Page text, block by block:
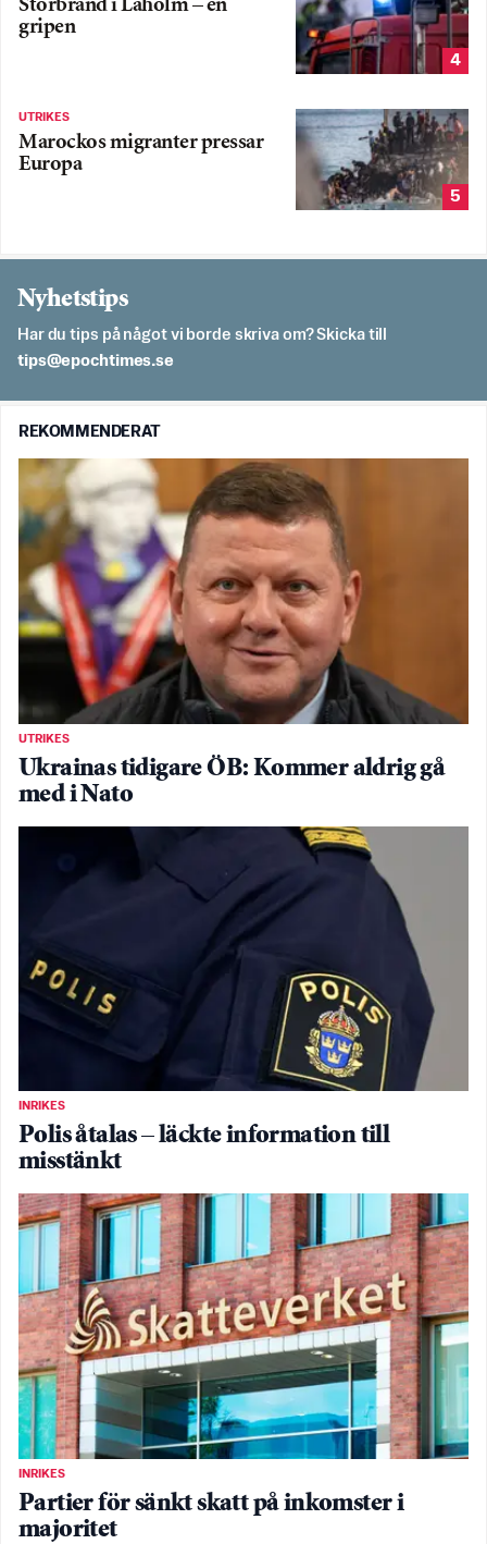
Storbrand i Laholm – en
gripen
4
UTRIKES
Marockos migranter pressar
Europa
5
Nyhetstips
Har du tips på något vi borde skriva om? Skicka till
es.semithcope@spit
REKOMMENDERAT
UTRIKES
Ukrainas tidigare ÖB: Kommer aldrig gå
med i Nato
INRIKES
Polis åtalas – läckte information till
misstänkt
INRIKES
Partier för sänkt skatt på inkomster i
majoritet